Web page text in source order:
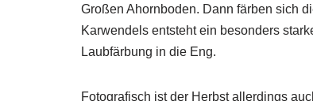
Großen Ahornboden. Dann färben sich
Karwendels entsteht ein besonders
Laubfärbung in die Eng.
Fotografisch ist der Herbst allerdings